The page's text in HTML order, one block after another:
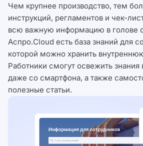
Чем крупнее производство, тем
инструкций, регламентов и чек-
всю важную информацию в голове
Аспро.Cloud есть база знаний для
которой можно хранить
Работники смогут освежить
даже со смартфона, а также
полезные статьи.